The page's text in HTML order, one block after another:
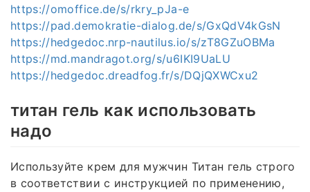
https://omoffice.de/s/rkry_pJa-e
https://pad.demokratie-dialog.de/s/GxQdV4kGsN
https://hedgedoc.nrp-nautilus.io/s/zT8GZuOBMa
https://md.mandragot.org/s/u6IKI9UaLU
https://hedgedoc.dreadfog.fr/s/DQjQXWCxu2
титан гель как использовать
надо
Используйте крем для мужчин Титан гель строго
в соответствии с инструкцией по применению,